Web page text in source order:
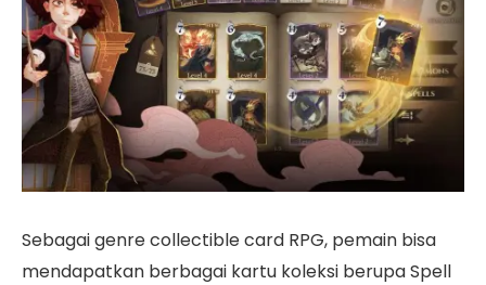
Sebagai genre collectible card RPG, pemain bisa
mendapatkan berbagai kartu koleksi berupa Spell